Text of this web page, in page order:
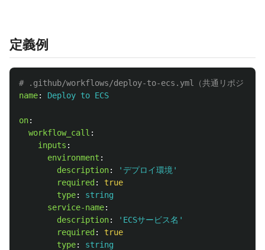
定義例
# .github/workflows/deploy-to-ecs.yml（共通リポジトリ
name: Deploy to ECS
on:
workflow_call :
inputs :
environment :
description: 'デプロイ環境'
required :
true
type:
string
service-name:
description: ' ECSサービス名'
required :
true
type:
string